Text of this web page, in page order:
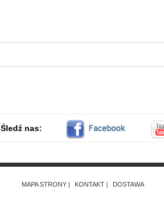
Śledź nas:
MAPA STRONY KONTAKT DOSTAWA